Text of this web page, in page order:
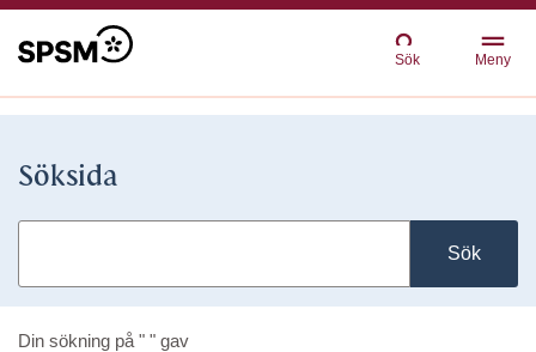
Sök Meny
Söksida
Sök
Din sökning på " " gav